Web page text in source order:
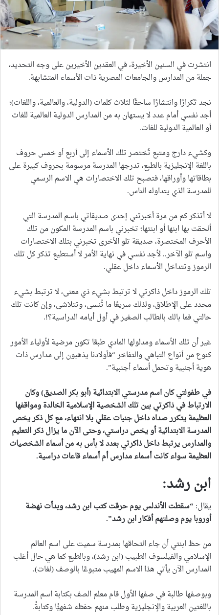
انتشرت في السنين الأخيرة، في العقدين الأخيرين على وجه التحديد،
جملة من المدارس والجامعات المصرية ذات الأسماء المتشابهة.
نجد تَكرارًا وانتشارًا ساحقًا لثلاث كلمات (الدولية، والعالمية، واللغات)؛
أجد نفسي أمام عدد لا يستهان به من المدارس الدولية العالمية للغات
أو العالمية الدولية للغات.
وكشيء دارج ومتبع تُختصر تلك الأسماء إلى أربع أو خمس حروف
باللغة الإنجليزية بالطبع، تدرجها المدرسة مرسومة بحروف كبيرة على
بطاقاتها وأوراقها، فتصبح تلك الاختصارات هي الاسم الرسمي
للمدرسة الذي يتداوله الناس.
لا أتذكر كم من مرة أخبرتني إحدى صديقاتي باسم المدرسة التي
ألحقت بها ابنها أو ابنتها؛ تخبرني باسم المدرسة المكون من تلك
الأحرف المختصرة، صديقة تلو الأخرى تخبرني بتلك الاختصارات
واسم تلو الآخر.. لأجد نفسي في نهاية الأمر لا أستطيع تذكر كل تلك
الرموز وتتداخل الأسماء داخل عقلي.
تلك الرموز داخل ذاكرتي لا ترتبط بشيء ذي معنى، لا ترتبط بشيء
محدد على الإطلاق، ولذلك سريعًا ما تُنسى، وتتلاشى، وإن كانت تلك
حالتي فما بالك بالطالب الصغير في أول أيامه الدراسية؟!.
غير أن تلك الأسماء ومدلولها المادي طبعًا تكون مرضية لأولياء الأمور
كنوع من أنواع التباهي والتفاخر “فأولادنا يذهبون إلى مدارس ذات
هوية أجنبية وتحمل أسماء أجنبية”.
في طفولتي كان اسم مدرستي الابتدائية (أبو بكر الصديق) وكان
الارتباط في ذاكرتي بين تلك الشخصية الإسلامية الخالدة ومواقفها
العظيمة يتكرر صداه داخل جنبات عقلي بلا انتهاء، مع كل ذكر يخص
المدرسة الابتدائية أو يخص دراستي، وحتى الآن ما يزال ذكر التعليم
والمدارس يرتبط داخل ذاكرتي بعدد لا بأس به من أسماء الشخصيات
العظيمة سواء كانت أسماء مدارس أم أسماء قاعات دراسية.
ابن رشد:
يقال: “سقطت الأندلس يوم حرقت كتب ابن رشد، وبدأت نهضة
أوروبا يوم وصلتهم أفكار ابن رشد”.
من حظ ابنتي أن جاء التحاقها بمدرسة سميت على اسم العالم
الإسلامي والفيلسوف الطبيب (ابن رشد)، وبالطبع كما هي حال أغلب
المدارس الآن يأتي هذا الاسم المهيب متبوعًا بالوصف (لغات).
وبوصفها طالبة في صفها الأول قام معلم الصف بكتابة اسم المدرسة
باللغتين العربية والإنجليزية وطلب منهم حفظه شفهيًّا وكتابةً.